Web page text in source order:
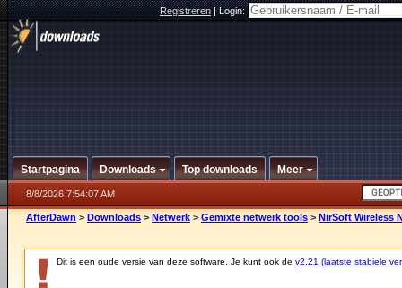
Registreren|Login:
Startpagina Downloads Top downloads Meer
8/8/2026 7:54:07 AM
AfterDawn > Downloads > Netwerk > Gemixte netwerk tools > NirSoft Wireless
Dit is een oude versie van deze software. Je kunt ook de v2.21 (laatste stabiele